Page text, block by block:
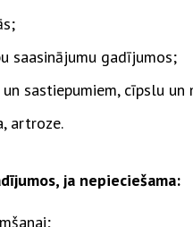
saasinājumu gadījumos;
sastiepumiem, cīpslu un
artroze.
ja nepieciešama: